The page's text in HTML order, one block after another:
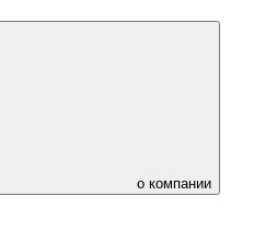
о компании